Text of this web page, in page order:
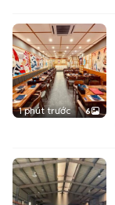
1 phút trước 6